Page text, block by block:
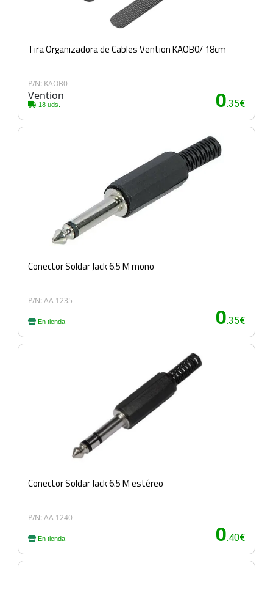
Tira Organizadora de Cables Vention KAOB0/ 18cm
P/N: KAOB0
Vention
18 uds. 0.35€
Conector Soldar Jack 6.5 M mono
P/N: AA 1235
En tienda 0.35€
Conector Soldar Jack 6.5 M estéreo
P/N: AA 1240
En tienda 0.40€